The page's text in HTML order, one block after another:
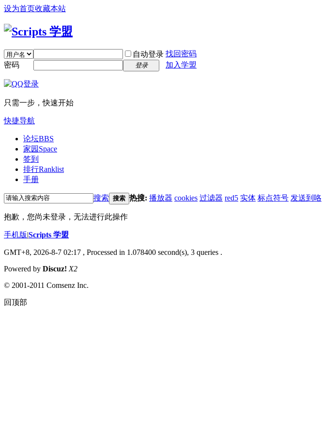
设为首页收藏本站
自动登录 找回密码
密码
登录 加入学盟
只需一步，快速开始
快捷导航
论坛BBS
家园 Space
签到
排行Ranklist
手册
搜索 搜索 热搜: 播放器 cookies 过滤器 red5 实体 标点符号 发送到咯
抱歉，您尚未登录，无法进行此操作
手机版|Scripts 学盟
GMT+8, 2026-8-7 02:17 , Processed in 1.078400 second(s), 3 queries .
Powered by Discuz! X2
© 2001-2011 Comsenz Inc.
回顶部